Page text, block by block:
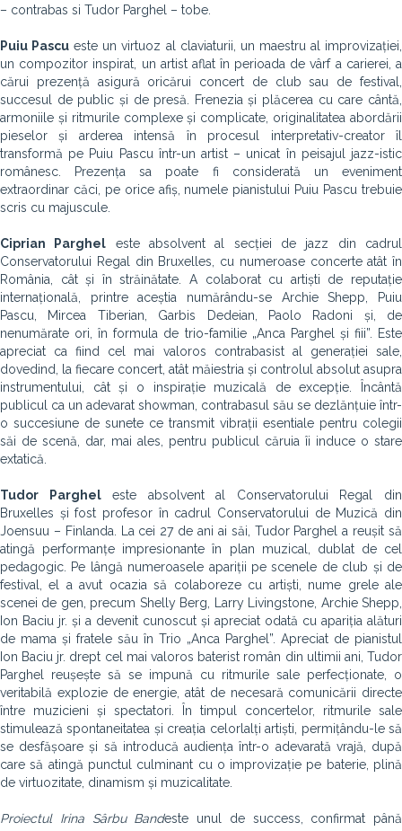
– contrabas si Tudor Parghel – tobe.
Puiu Pascu este un virtuoz al claviaturii, un maestru al improvizației,
un compozitor inspirat, un artist aflat în perioada de vârf a carierei, a
cărui prezență asigură oricărui concert de club sau de festival,
succesul de public și de presă. Frenezia și plăcerea cu care cântă,
armoniile și ritmurile complexe și complicate, originalitatea abordării
pieselor și arderea intensă în procesul interpretativ-creator îl
transformă pe Puiu Pascu într-un artist – unicat în peisajul jazz-istic
românesc. Prezența sa poate fi considerată un eveniment
extraordinar căci, pe orice afiș, numele pianistului Puiu Pascu trebuie
scris cu majuscule.
Ciprian Parghel este absolvent al secției de jazz din cadrul
Conservatorului Regal din Bruxelles, cu numeroase concerte atât în
România, cât și în străinătate. A colaborat cu artiști de reputație
internațională, printre aceștia numărându-se Archie Shepp, Puiu
Pascu, Mircea Tiberian, Garbis Dedeian, Paolo Radoni și, de
nenumărate ori, în formula de trio-familie „Anca Parghel și fiii”. Este
apreciat ca fiind cel mai valoros contrabasist al generației sale,
dovedind, la fiecare concert, atât măiestria și controlul absolut asupra
instrumentului, cât și o inspirație muzicală de excepție. Încântă
publicul ca un adevarat showman, contrabasul său se dezlănțuie într-
o succesiune de sunete ce transmit vibrații esentiale pentru colegii
săi de scenă, dar, mai ales, pentru publicul căruia îi induce o stare
extatică.
Tudor Pargheleste absolvent al Conservatorului Regal din
Bruxelles și fost profesor în cadrul Conservatorului de Muzică din
Joensuu – Finlanda. La cei 27 de ani ai săi, Tudor Parghel a reușit să
atingă performanțe impresionante în plan muzical, dublat de cel
pedagogic. Pe lângă numeroasele apariții pe scenele de club și de
festival, el a avut ocazia să colaboreze cu artiști, nume grele ale
scenei de gen, precum Shelly Berg, Larry Livingstone, Archie Shepp,
Ion Baciu jr. și a devenit cunoscut și apreciat odată cu apariția alături
de mama și fratele său în Trio „Anca Parghel”. Apreciat de pianistul
Ion Baciu jr. drept cel mai valoros baterist român din ultimii ani, Tudor
Parghel reușește să se impună cu ritmurile sale perfecționate, o
veritabilă explozie de energie, atât de necesară comunicării directe
între muzicieni și spectatori. În timpul concertelor, ritmurile sale
stimulează spontaneitatea și creația celorlalți artiști, permițându-le să
se desfășoare și să introducă audiența într-o adevarată vrajă, după
care să atingă punctul culminant cu o improvizație pe baterie, plină
de virtuozitate, dinamism și muzicalitate.
Proiectul Irina Sârbu Bandeste unul de success, confirmat până